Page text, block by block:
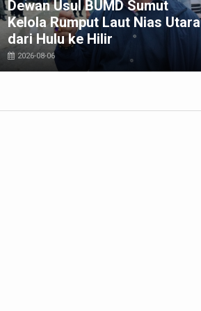
Dewan Usul BUMD Sumut
Kelola Rumput Laut Nias Utara
dari Hulu ke Hilir
2026-08-06